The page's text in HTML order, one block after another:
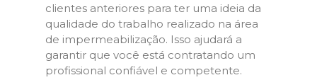
clientes anteriores para ter uma ideia da
qualidade do trabalho realizado na área
de impermeabilização. Isso ajudará a
garantir que você está contratando um
profissional confiável e competente.